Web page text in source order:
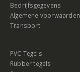
Bedrijfsgegevens
Algemene voorwaarden
Transport
PVC Tegels
Rubber tegels